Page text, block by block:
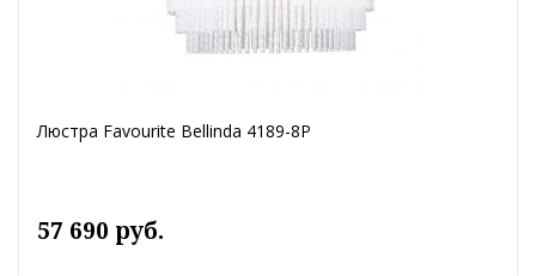
Люстра Favourite Bellinda 4189-8P
57 690 руб.